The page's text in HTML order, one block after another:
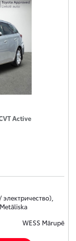
Active
WESS Mārupē